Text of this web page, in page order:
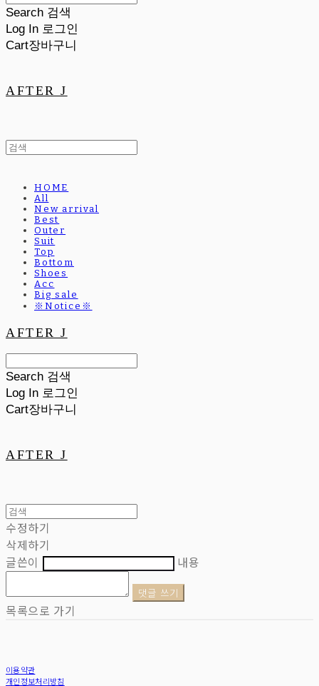
Search 검색
Log In 로그인
Cart장바구니
AFTER J
HOME
All
New arrival
Best
Outer
Suit
Top
Bottom
Shoes
Acc
Big sale
※Notice※
AFTER J
Search 검색
Log In 로그인
Cart장바구니
AFTER J
수정하기
삭제하기
글쓴이
내용
댓글 쓰기
목록으로 가기
이용약관
개인정보처리방침